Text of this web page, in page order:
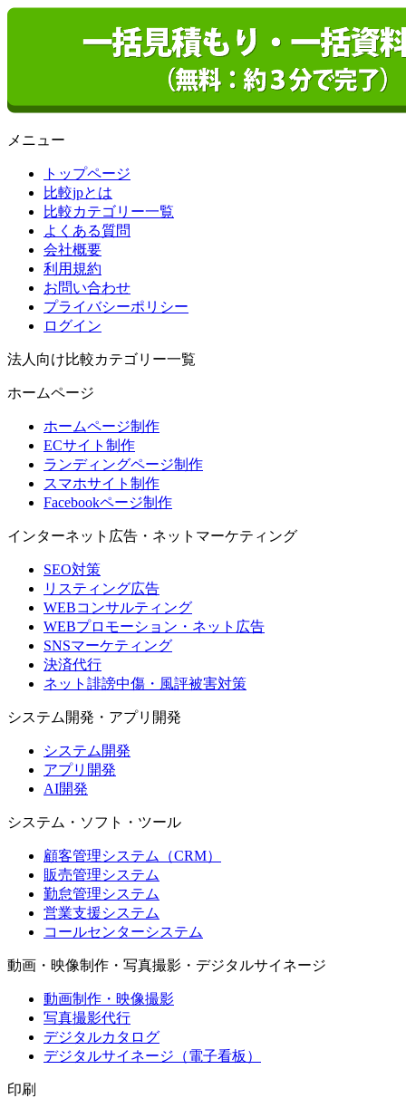
メニュー
トップページ
比較jpとは
比較カテゴリー一覧
よくある質問
会社概要
利用規約
お問い合わせ
プライバシーポリシー
ログイン
法人向け比較カテゴリー一覧
ホームページ
ホームページ制作
ECサイト制作
ランディングページ制作
スマホサイト制作
Facebookページ制作
インターネット広告・ネットマーケティング
SEO対策
リスティング広告
WEBコンサルティング
WEBプロモーション・ネット広告
SNSマーケティング
決済代行
ネット誹謗中傷・風評被害対策
システム開発・アプリ開発
システム開発
アプリ開発
AI開発
システム・ソフト・ツール
顧客管理システム（CRM）
販売管理システム
勤怠管理システム
営業支援システム
コールセンターシステム
動画・映像制作・写真撮影・デジタルサイネージ
動画制作・映像撮影
写真撮影代行
デジタルカタログ
デジタルサイネージ（電子看板）
印刷